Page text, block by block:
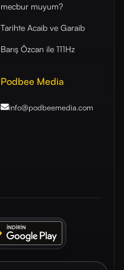
mecbur muyum?
Tarihte Acaib ve Garaib
Barış Özcan ile 111Hz
Podbee Media
info@podbeemedia.com